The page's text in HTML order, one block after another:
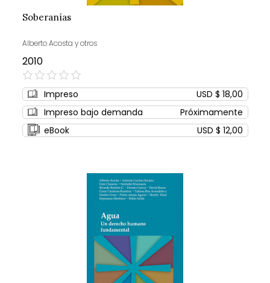
Soberanías
Alberto Acosta y otros
2010
0%
Impreso
USD $ 18,00
Impreso bajo demanda
Próximamente
eBook
USD $ 12,00